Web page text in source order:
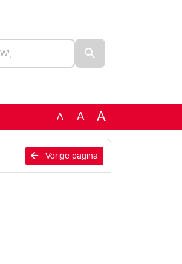
A A A
Vorige pagina